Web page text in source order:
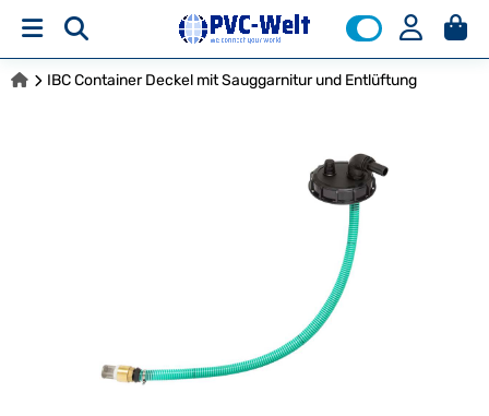
IBC Container Deckel mit Sauggarnitur und Entlüftung